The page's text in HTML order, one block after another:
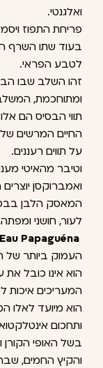
ואלגנטי.
פריחת התפוז
בעוד שתו השרף
לטבע הפראי.
זהו השלב שבו
ומתוחכמת,
החיים המרשים
על תווים רעננים.
וטיבר מהאיטי
ואמברוקסן
המאסק הלבן
לעור, חושני
Eau Papaguéna מבית Élisire,
העמוק ביותר של
הוא אינו כובל את
המעריכים איכות
הוא מיועד לאלו
ותחכום
בשל האופי הקורן
והקיץ החמים,